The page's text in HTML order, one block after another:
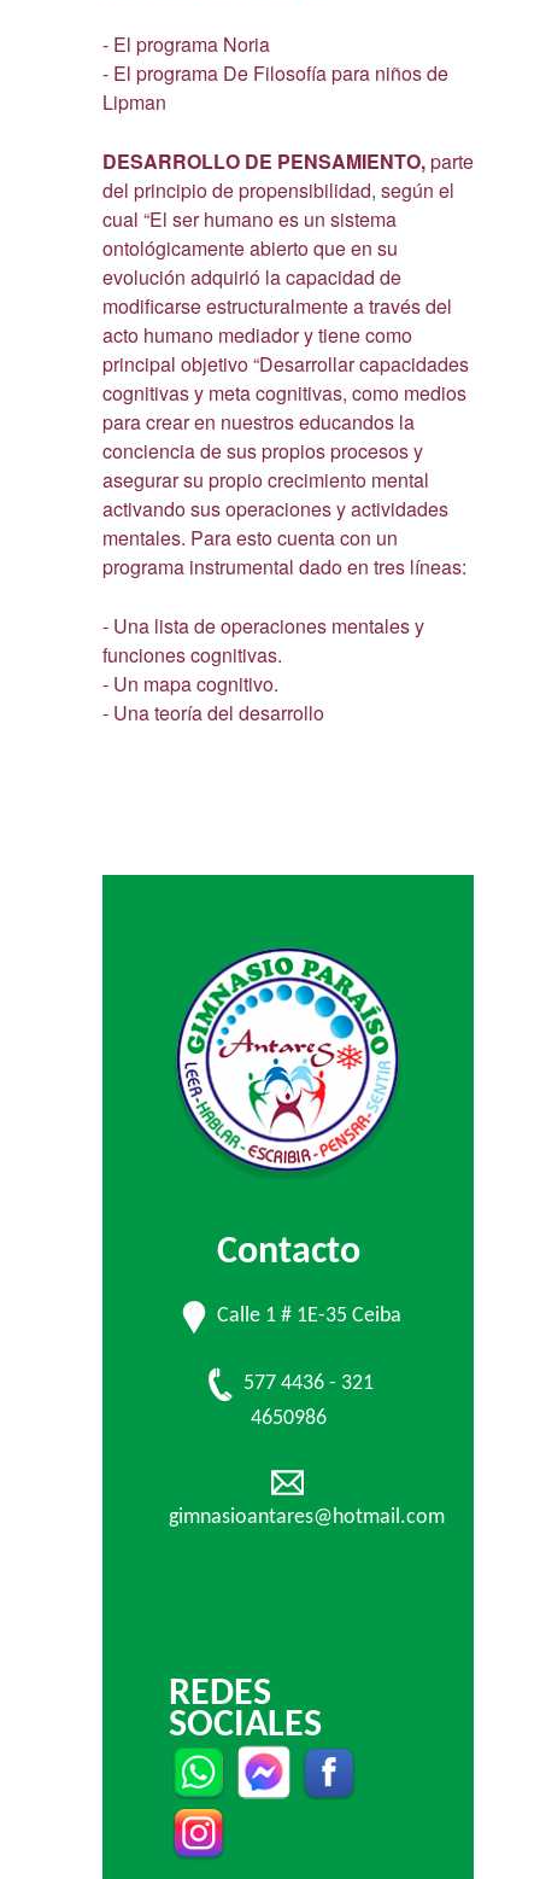
- El programa Noria
- El programa De Filosofía para niños de
Lipman
DESARROLLO DE PENSAMIENTO,parte
del principio de propensibilidad, según el
cual “El ser humano es un sistema
ontológicamente abierto que en su
evolución adquirió la capacidad de
modificarse estructuralmente a través del
acto humano mediador y tiene como
principal objetivo “Desarrollar capacidades
cognitivas y meta cognitivas, como medios
para crear en nuestros educandos la
conciencia de sus propios procesos y
asegurar su propio crecimiento mental
activando sus operaciones y actividades
mentales. Para esto cuenta con un
programa instrumental dado en tres líneas:
- Una lista de operaciones mentales y
funciones cognitivas.
- Un mapa cognitivo.
- Una teoría del desarrollo
Contacto
Calle 1 # 1E-35 Ceiba
577 4436 - 321
4650986
gimnasioantares@hotmail.com
REDES
SOCIALES